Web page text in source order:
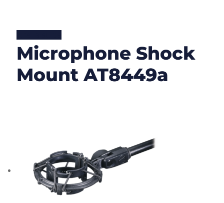
Microphone Shock
Mount AT8449a